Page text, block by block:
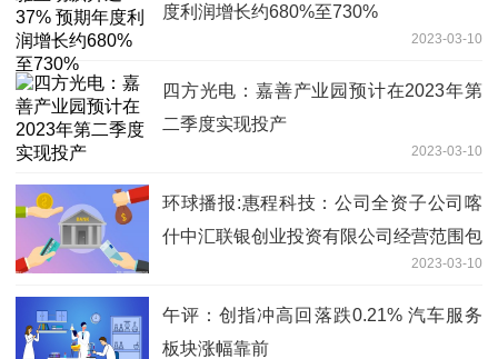
度利润增长约680%至730%
2023-03-10
四方光电：嘉善产业园预计在2023年第
二季度实现投产
2023-03-10
环球播报:惠程科技：公司全资子公司喀
什中汇联银创业投资有限公司经营范围包
括创业投资业务，但其股权投资业务对公
司业绩影响较小，且主要围绕公司主业进
行布局
2023-03-10
午评：创指冲高回落跌0.21% 汽车服务
板块涨幅靠前